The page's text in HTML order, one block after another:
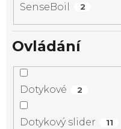
SenseBoil 2
Ovládání
Dotykové 2
Dotykový slider 11